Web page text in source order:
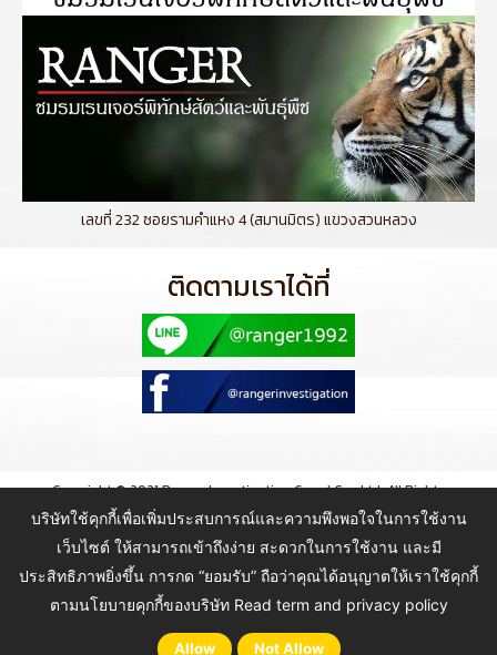
บริษัทใช้คุกกี้เพื่อเพิ่มประสบการณ์และความพึงพอใจในการใช้งาน
เว็บไซต์ ให้สามารถเข้าถึงง่าย สะดวกในการใช้งาน และมี
ประสิทธิภาพยิ่งขึ้น การกด “ยอมรับ” ถือว่าคุณได้อนุญาตให้เราใช้คุกกี้
ตามนโยบายคุกกี้ของบริษัท Read term and privacy policy
Allow Not Allow
เลขที่ 232 ซอยรามคำแหง 4 (สมานมิตร) แขวงสวนหลวง
ติดตามเราได้ที่
Copyright © 2021 Ranger Investigation Guard Co., Ltd. All Rights
Reserved.